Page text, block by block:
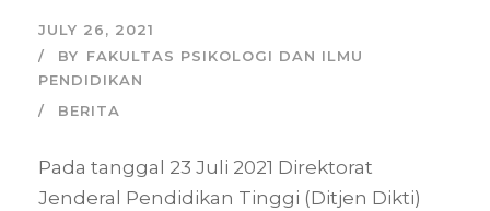
JULY 26, 2021
BY FAKULTAS PSIKOLOGI DAN ILMU
PENDIDIKAN
BERITA
Pada tanggal 23 Juli 2021 Direktorat
Jenderal Pendidikan Tinggi (Ditjen Dikti)